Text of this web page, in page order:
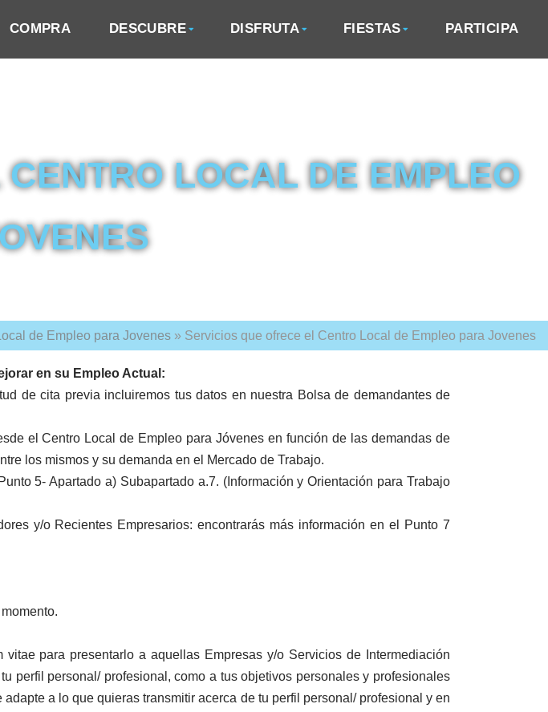
COMPRA DESCUBRE DISFRUTA FIESTAS PARTICIPA
LOCAL DE EMPLEO
de Empleo para Jovenes » Servicios que ofrece el Centro Local de Empleo para Jovenes
en su Empleo Actual:
de cita previa incluiremos tus datos en nuestra Bolsa de demandantes de
el Centro Local de Empleo para Jóvenes en función de las demandas de
los mismos y su demanda en el Mercado de Trabajo.
5- Apartado a) Subapartado a.7. (Información y Orientación para Trabajo
y/o Recientes Empresarios: encontrarás más información en el Punto 7
para presentarlo a aquellas Empresas y/o Servicios de Intermediación
perfil personal/ profesional, como a tus objetivos personales y profesionales
a lo que quieras transmitir acerca de tu perfil personal/ profesional y en